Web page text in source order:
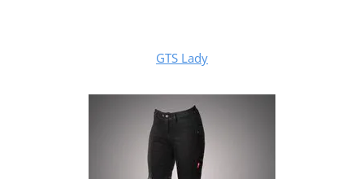
GTS Lady